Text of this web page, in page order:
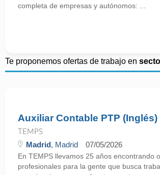
completa de empresas y autónomos: ...
Te proponemos ofertas de trabajo en
Auxiliar Contable PTP (Inglés)
TEMPS
Madrid, Madrid 07/05/2026
En TEMPS llevamos 25 años encontrando
profesionales para la gente que busca